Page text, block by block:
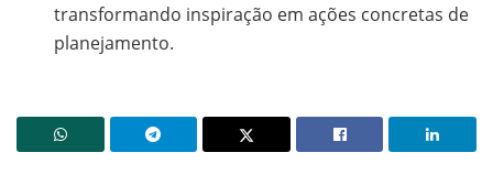
transformando inspiração em ações concretas de
planejamento.